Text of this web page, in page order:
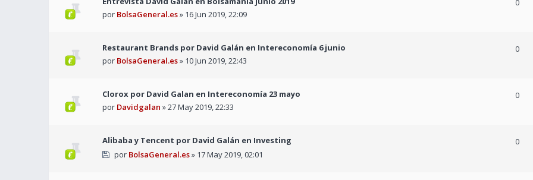
por BolsaGeneral.es» 16 Jun 2019, 22:09
0
Restaurant Brands por David Galán en Intereconomía 6 junio
por BolsaGeneral.es» 10 Jun 2019, 22:43
0
Clorox por David Galan en Intereconomía 23 mayo
por Davidgalan » 27 May 2019, 22:33
0
Alibaba y Tencent por David Galán en Investing
por BolsaGeneral.es» 17 May 2019, 02:01
0